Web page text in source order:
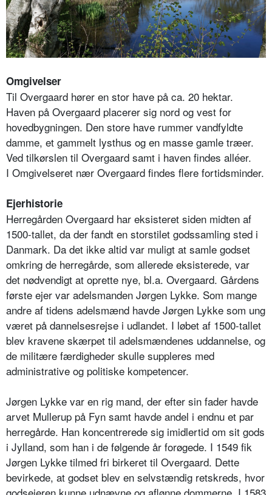
Omgivelser
Til Overgaard hører en stor have på ca. 20 hektar.
Haven på Overgaard placerer sig nord og vest for
hovedbygningen. Den store have rummer vandfyldte
damme, et gammelt lysthus og en masse gamle træer.
Ved tilkørslen til Overgaard samt i haven findes alléer.
I Omgivelseret nær Overgaard findes flere fortidsminder.
Ejerhistorie
Herregården Overgaard har eksisteret siden midten af
1500-tallet, da der fandt en storstilet godssamling sted i
Danmark. Da det ikke altid var muligt at samle godset
omkring de herregårde, som allerede eksisterede, var
det nødvendigt at oprette nye, bl.a. Overgaard. Gårdens
første ejer var adelsmanden Jørgen Lykke. Som mange
andre af tidens adelsmænd havde Jørgen Lykke som ung
været på dannelsesrejse i udlandet. I løbet af 1500-tallet
blev kravene skærpet til adelsmændenes uddannelse, og
de militære færdigheder skulle suppleres med
administrative og politiske kompetencer.
Jørgen Lykke var en rig mand, der efter sin fader havde
arvet Mullerup på Fyn samt havde andel i endnu et par
herregårde. Han koncentrerede sig imidlertid om sit gods
i Jylland, som han i de følgende år forøgede. I 1549 fik
Jørgen Lykke tilmed fri birkeret til Overgaard. Dette
bevirkede, at godset blev en selvstændig retskreds, hvor